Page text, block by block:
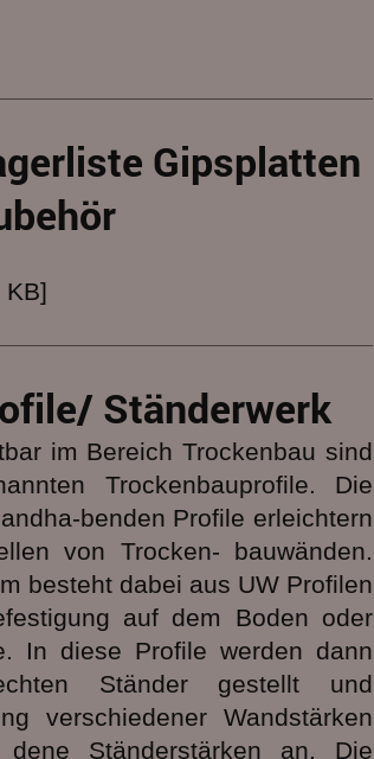
Gipsplatten
KB]
Ständerwerk
im Bereich Trockenbau sind
Trockenbauprofile. Die
benden Profile erleichtern
von Trocken- bauwänden.
besteht dabei aus UW Profilen
auf dem Boden oder
In diese Profile werden dann
Ständer gestellt und
verschiedener Wandstärken
Ständerstärken an. Die